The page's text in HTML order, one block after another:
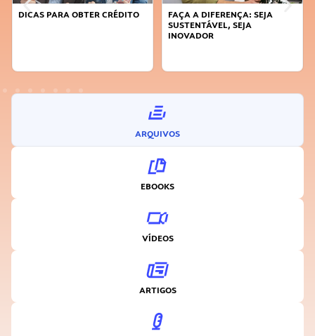
DICAS PARA OBTER CRÉDITO
FAÇA A DIFERENÇA: SEJA
SUSTENTÁVEL, SEJA
INOVADOR
ARQUIVOS
EBOOKS
VÍDEOS
ARTIGOS